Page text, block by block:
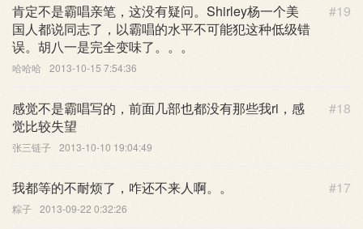
#19
肯定不是霸唱亲笔，这没有疑问。Shirley杨一个美
国人都说同志了，以霸唱的水平不可能犯这种低级错
误。胡八一是完全变味了。。。
哈哈哈 2013-10-15 7:54:36
#18
感觉不是霸唱写的，前面几部也都没有那些我ri，感
觉比较失望
张三链子 2013-10-10 19:04:49
#17
我都等的不耐烦了，咋还不来人啊。。
粽子 2013-09-22 0:32:26